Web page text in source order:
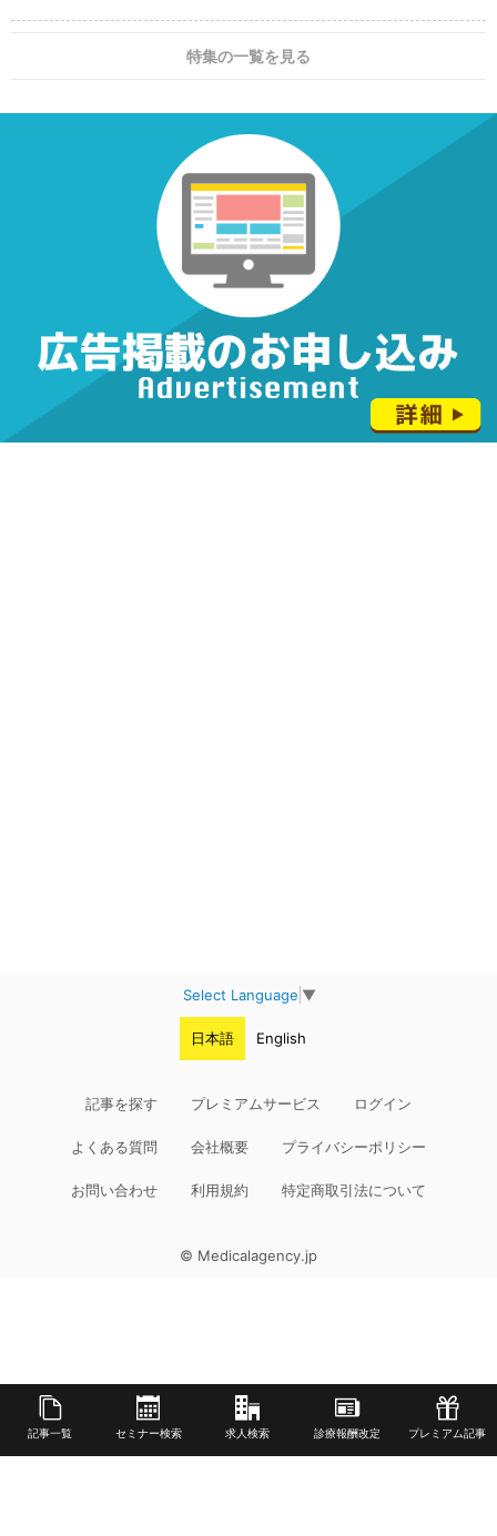
記事一覧 セミナー検索 求人検索 診療報酬改定 プレミアム記事
特集の一覧を見る
Select Language ▼
日本語 English
記事を探す プレミアムサービス ログイン
よくある質問 会社概要 プライバシーポリシー
お問い合わせ 利用規約 特定商取引法について
© Medicalagency.jp